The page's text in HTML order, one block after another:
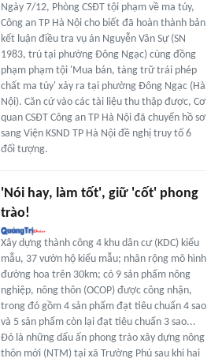
Ngày 7/12, Phòng CSĐT tội phạm về ma túy,
Công an TP Hà Nội cho biết đã hoàn thành bản
kết luận điều tra vụ án Nguyễn Văn Sự (SN
1983, trú tại phường Đông Ngạc) cùng đồng
phạm phạm tội 'Mua bán, tàng trữ trái phép
chất ma túy' xảy ra tại phường Đông Ngạc (Hà
Nội). Căn cứ vào các tài liệu thu thập được, Cơ
quan CSĐT Công an TP Hà Nội đã chuyển hồ sơ
sang Viện KSND TP Hà Nội đề nghị truy tố 6
đối tượng.
'Nói hay, làm tốt', giữ 'cốt' phong
trào!
Xây dựng thành công 4 khu dân cư (KDC) kiểu
mẫu, 37 vườn hộ kiểu mẫu; nhân rộng mô hình
đường hoa trên 30km; có 9 sản phẩm nông
nghiệp, nông thôn (OCOP) được công nhận,
trong đó gồm 4 sản phẩm đạt tiêu chuẩn 4 sao
và 5 sản phẩm còn lại đạt tiêu chuẩn 3 sao...
Đó là những dấu ấn phong trào xây dựng nông
thôn mới (NTM) tại xã Trường Phú sau khi hai